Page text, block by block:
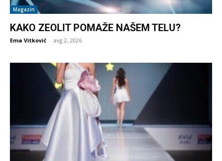
Magazin
KAKO ZEOLIT POMAŽE NAŠEM TELU?
Ema Vitković - avg 2, 2026